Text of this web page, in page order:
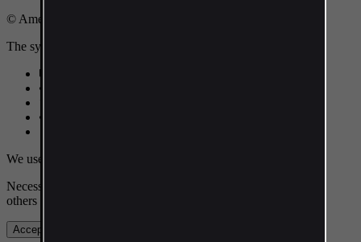
© Americansupplements. All rights reserved.
The system runs on the service
•
•
We use cookies and similar technologies
Necessary cookies are always active. You can reject or edit the
others (analytics, marketing). More in
Accept everything